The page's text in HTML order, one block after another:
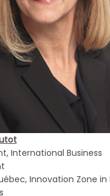
International Business
Innovation Zone in